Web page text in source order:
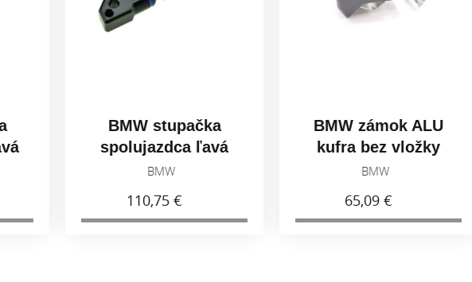
BMW stupačka
spolujazdca ľavá
77258405003
BMW zámok ALU
kufra bez vložky
77418543991